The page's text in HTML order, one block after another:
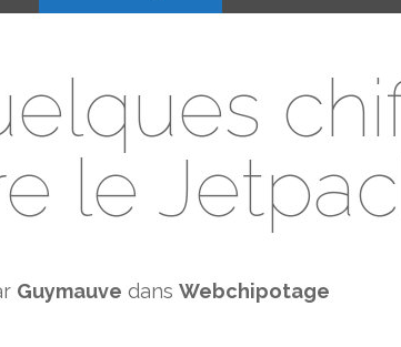
le
Guymauve dans Webchipotage